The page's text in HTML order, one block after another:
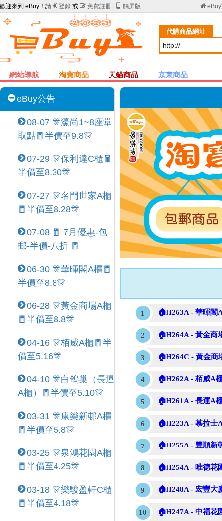
歡迎來到 eBuy！請  登錄 或  免費註冊 觸屏版 eBuy
代購商品網址
網站導航 淘寶商品 天貓商品 京東商品
eBuy公告
08-07 🎊濠尚1~8座堂
取點🧧半價至9.8🎊
07-29 🎊保利達C櫃🧧
半價至8.30🎊
07-27 🎊名門世家A櫃
🧧半價至8.28🎊
07-08 🧧 7月優惠-包
郵-半價-八折 🧧
06-30 🎊華暉閣A櫃🧧
半價至8.8🎊
06-28 🎊黃金商場A櫃
🧧半價至8.8🎊
04-16 🎊栢威A櫃🧧半
價至5.16🎊
04-10 🎊白鴿巢（長運
A櫃）🧧半價至5.10🎊
03-31 🎊康樂新邨A櫃
🧧半價至5.8🎊
03-25 🎊泉鴻花園A櫃
🧧半價至4.25🎊
03-18 🎊樂駿盈軒C櫃
🧧半價至4.18🎊
🏠H263A - 華暉閣
🏠H264A - 黃金商
🏠H264C - 黃金商
🏠H262A - 栢威A
🏠H261A - 長運A
🏠H223A - 慕拉士
🏠H255A - 豐順新
🏠H254A - 唯德花
🏠H248A - 宏豐大
🏠H247A - 中福花